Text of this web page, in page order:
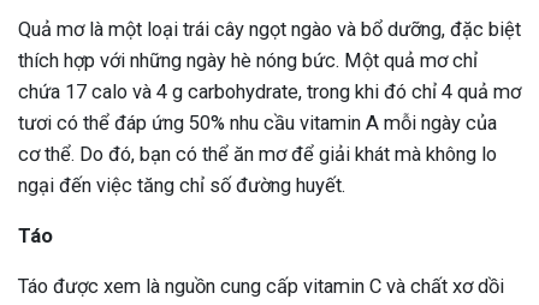
Quả mơ là một loại trái cây ngọt ngào và bổ dưỡng, đặc biệt
thích hợp với những ngày hè nóng bức. Một quả mơ chỉ
chứa 17 calo và 4 g carbohydrate, trong khi đó chỉ 4 quả mơ
tươi có thể đáp ứng 50% nhu cầu vitamin A mỗi ngày của
cơ thể. Do đó, bạn có thể ăn mơ để giải khát mà không lo
ngại đến việc tăng chỉ số đường huyết.
Táo
Táo được xem là nguồn cung cấp vitamin C và chất xơ dồi